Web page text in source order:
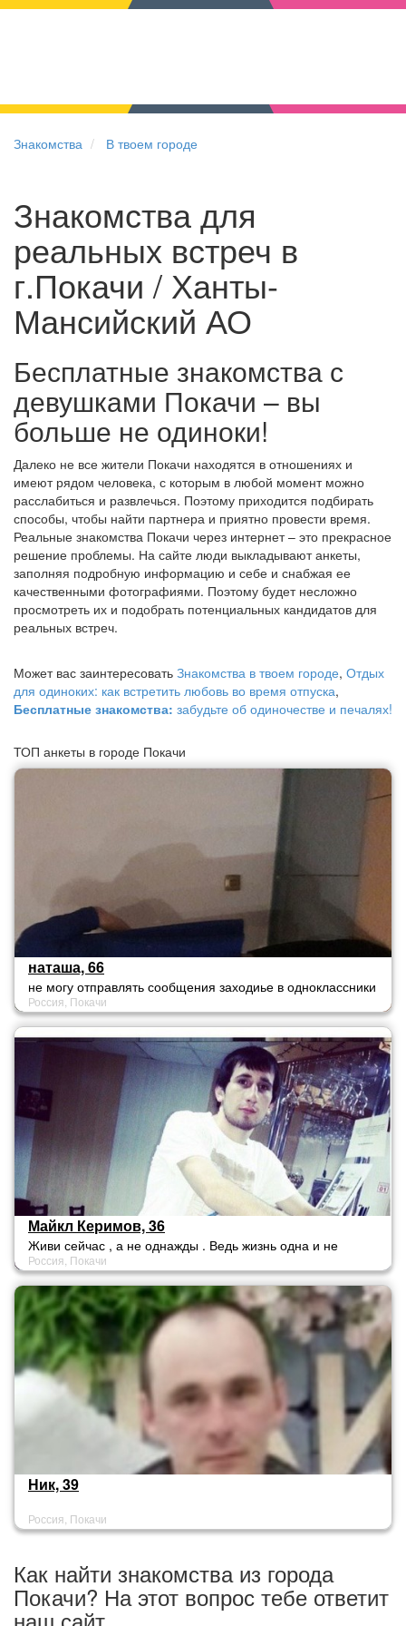
Знакомства В твоем городе
Знакомства для
реальных встреч в
г.Покачи / Ханты-
Мансийский АО
Бесплатные знакомства с
девушками Покачи – вы
больше не одиноки!
Далеко не все жители Покачи находятся в отношениях и
имеют рядом человека, с которым в любой момент можно
расслабиться и развлечься. Поэтому приходится подбирать
способы, чтобы найти партнера и приятно провести время.
Реальные знакомства Покачи через интернет – это прекрасное
решение проблемы. На сайте люди выкладывают анкеты,
заполняя подробную информацию и себе и снабжая ее
качественными фотографиями. Поэтому будет несложно
просмотреть их и подобрать потенциальных кандидатов для
реальных встреч.
Может вас заинтересовать Знакомства в твоем городе, Отдых
для одиноких: как встретить любовь во время отпуска,
Бесплатные знакомства: забудьте об одиночестве и печалях!
ТОП анкеты в городе Покачи
наташа, 66
не могу отправлять сообщения заходиье в одноклассники
Россия, Покачи
Майкл Керимов, 36
Живи сейчас , а не однажды . Ведь жизнь одна и не
даётся дважды
Россия, Покачи
Ник, 39
Россия, Покачи
Как найти знакомства из города
Покачи? На этот вопрос тебе ответит